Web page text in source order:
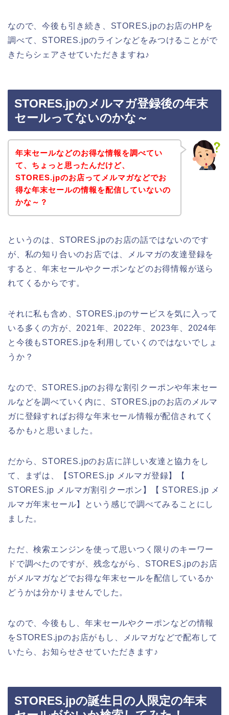
なので、今後も引き続き、STORES.jpのお店のHPを
調べて、STORES.jpのラインなどをみつけることがで
きたらシェアさせていただきますね♪
STORES.jpのメルマガ登録後の年末
セールってないのかな～
年末セールなどのお得な情報を調べてい
て、ちょっと思ったんだけど、
STORES.jpのお店ってメルマガなどでお
得な年末セールの情報を配信していないの
かな～？
というのは、STORES.jpのお店の話ではないのです
が、私の知り合いのお店では、メルマガの友達登録を
すると、年末セールやクーポンなどのお得情報が送ら
れてくるからです。
それに私も含め、STORES.jpのサービスを気に入って
いる多くの方が、2021年、2022年、2023年、2024年
と今後もSTORES.jpを利用していくのではないでしょ
うか？
なので、STORES.jpのお得な割引クーポンや年末セー
ルなどを調べていく内に、STORES.jpのお店のメルマ
ガに登録すればお得な年末セール情報が配信されてく
るかも♪と思いました。
だから、STORES.jpのお店に詳しい友達と協力をし
て、まずは、【STORES.jp メルマガ登録】【
STORES.jp メルマガ割引クーポン】【 STORES.jp メ
ルマガ年末セール】という感じで調べてみることにし
ました。
ただ、検索エンジンを使って思いつく限りのキーワー
ドで調べたのですが、残念ながら、STORES.jpのお店
がメルマガなどでお得な年末セールを配信しているか
どうかは分かりませんでした。
なので、今後もし、年末セールやクーポンなどの情報
をSTORES.jpのお店がもし、メルマガなどで配布して
いたら、お知らせさせていただきます♪
STORES.jpの誕生日の人限定の年末